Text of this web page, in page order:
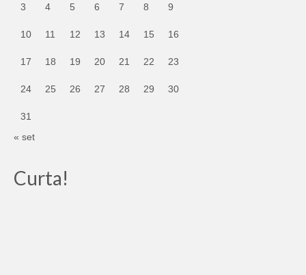
3 4 5 6 7 8 9
10 11 12 13 14 15 16
17 18 19 20 21 22 23
24 25 26 27 28 29 30
31
« set
Curta!